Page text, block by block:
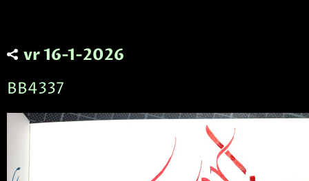
vr 16-1-2026
BB4337